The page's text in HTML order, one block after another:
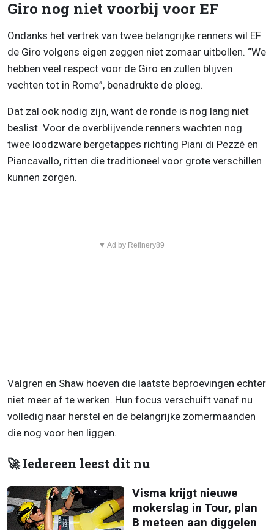
Giro nog niet voorbij voor EF
Ondanks het vertrek van twee belangrijke renners wil EF
de Giro volgens eigen zeggen niet zomaar uitbollen. “We
hebben veel respect voor de Giro en zullen blijven
vechten tot in Rome”, benadrukte de ploeg.
Dat zal ook nodig zijn, want de ronde is nog lang niet
beslist. Voor de overblijvende renners wachten nog
twee loodzware bergetappes richting Piani di Pezzè en
Piancavallo, ritten die traditioneel voor grote verschillen
kunnen zorgen.
▼ Ad by Refinery89
Valgren en Shaw hoeven die laatste beproevingen echter
niet meer af te werken. Hun focus verschuift vanaf nu
volledig naar herstel en de belangrijke zomermaanden
die nog voor hen liggen.
🚀 Iedereen leest dit nu
Visma krijgt nieuwe
mokerslag in Tour, plan
B meteen aan diggelen